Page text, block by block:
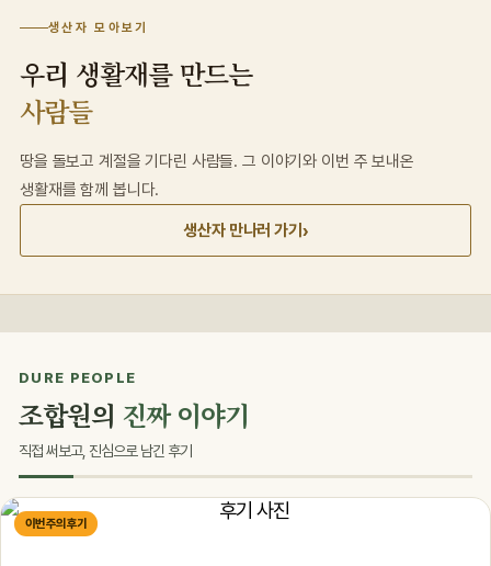
생산자 모아보기
우리 생활재를 만드는
사람들
땅을 돌보고 계절을 기다린 사람들. 그 이야기와 이번 주 보내온
생활재를 함께 봅니다.
생산자 만나러 가기 ›
DURE PEOPLE
조합원의 진짜 이야기
직접 써보고, 진심으로 남긴 후기
이번 주의 후기